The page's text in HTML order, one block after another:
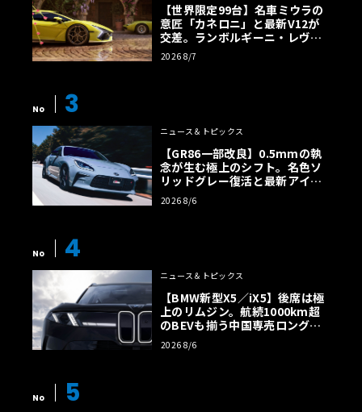
【世界限定99台】名車ミウラの
意匠「カネロニ」と最新V12が
交差。ランボルギーニ・レヴエ
ルトに60周年記念車が登場
2026 8/7
No 3
ニュース＆トピックス
【GR86一部改良】0.5mmの執
念が生む極上のシフト。名色ソ
リッドグレー復活と最新アイサ
イトでFRの極みへ
2026 8/6
No 4
ニュース＆トピックス
【BMW新型X5／iX5】後席は極
上のリムジン。航続1000km超
のBEVも揃う中国専売ロング仕
様の全貌
2026 8/6
No 5